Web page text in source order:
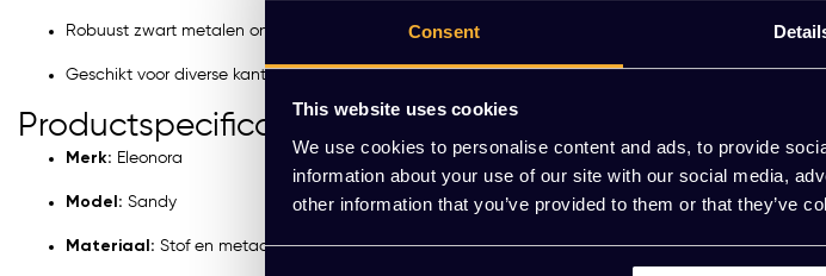
Consent
This website uses cookies
We use cookies to personalise content and ads, to provide
information about your use of our site with our social media,
other information that you’ve provided to them or that they’ve
Robuust zwart metalen onderstel
Geschikt voor diverse kantooromgevingen
Productspecificaties
Merk: Eleonora
Model: Sandy
Materiaal: Stof en metaal